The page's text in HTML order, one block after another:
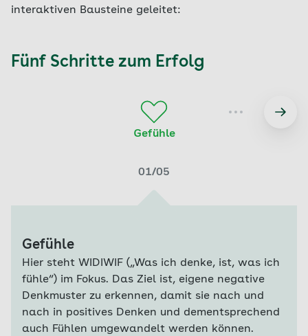
interaktiven Bausteine geleitet:
Fünf Schritte zum Erfolg
Gefühle
Schritt
01/05
Gefühle
Hier steht WIDIWIF („Was ich denke, ist, was ich
fühle“) im Fokus. Das Ziel ist, eigene negative
Denkmuster zu erkennen, damit sie nach und
nach in positives Denken und dementsprechend
auch Fühlen umgewandelt werden können.